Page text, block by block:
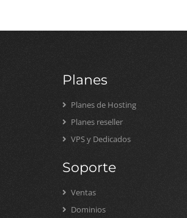
Planes
Planes de Hosting
Planes reseller
VPS y Dedicados
Soporte
Ventas
Dominios